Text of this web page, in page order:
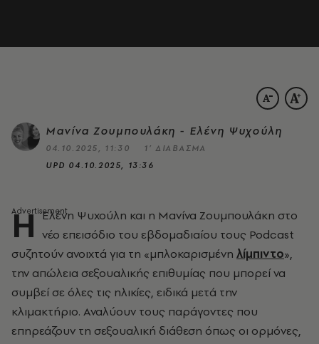
Μανίνα Ζουμπουλάκη - Ελένη Ψυχούλη
04.10.2025, 11:30
1’ ΔΙΑΒΑΣΜΑ
UPD 04.10.2025, 13:36
Η Ελένη Ψυχούλη και η Μανίνα Ζουμπουλάκη στο
νέο επεισόδιο του εβδομαδιαίου τους Podcast
συζητούν ανοιχτά για τη «μπλοκαρισμένη λίμπιντο»,
την απώλεια σεξουαλικής επιθυμίας που μπορεί να
συμβεί σε όλες τις ηλικίες, ειδικά μετά την
κλιμακτήριο. Αναλύουν τους παράγοντες που
επηρεάζουν τη σεξουαλική διάθεση όπως οι ορμόνες,